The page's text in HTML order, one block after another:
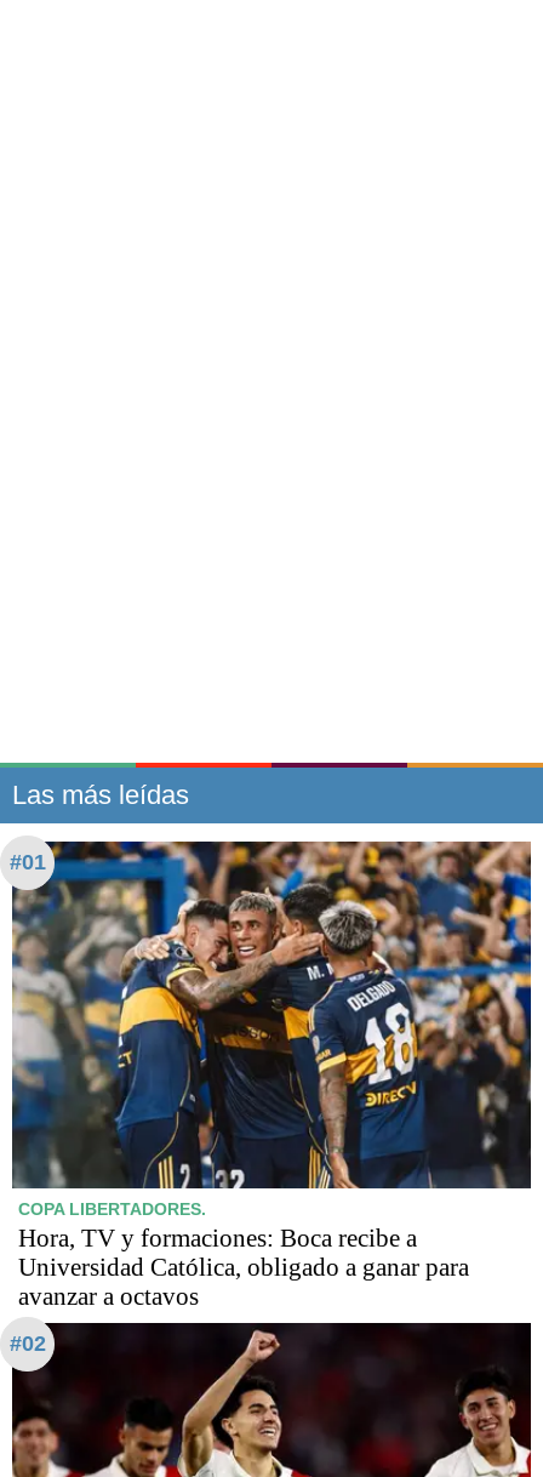
Las más leídas
#01
COPA LIBERTADORES.
Hora, TV y formaciones: Boca recibe a
Universidad Católica, obligado a ganar para
avanzar a octavos
#02